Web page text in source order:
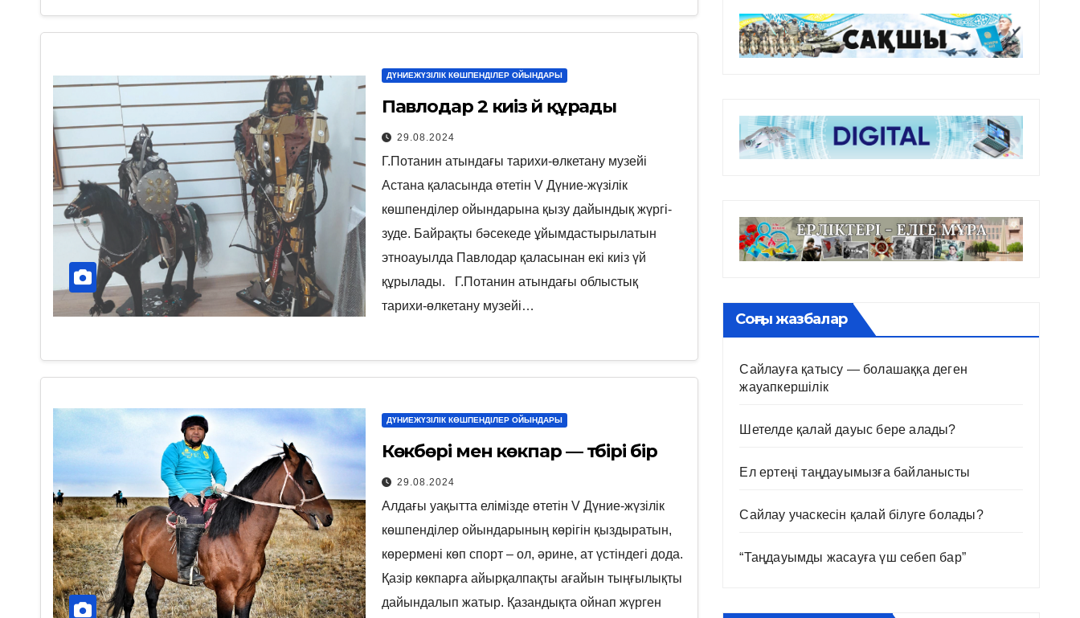
ДҮНИЕЖҮЗІЛІК КӨШПЕНДІЛЕР ОЙЫНДАРЫ
Павлодар 2 киіз үй құрады
29.08.2024
Г.Потанин атындағы тарихи-өлкетану музейі
Астана қаласында өтетін V Дүние-жүзілік
көшпенділер ойындарына қызу дайындық жүргі-
зуде. Байрақты бәсекеде ұйымдастырылатын
этноауылда Павлодар қаласынан екі киіз үй
құрылады. Г.Потанин атындағы облыстық
тарихи-өлкетану музейі…
ДҮНИЕЖҮЗІЛІК КӨШПЕНДІЛЕР ОЙЫНДАРЫ
Көкбөрі мен көкпар — түбірі бір
29.08.2024
Алдағы уақытта елімізде өтетін V Дүние-жүзілік
көшпенділер ойындарының көрігін қыздыратын,
көрермені көп спорт – ол, әрине, ат үстіндегі дода.
Қазір көкпарға айырқалпақты ағайын тыңғылықты
дайындалып жатыр. Қазандықта ойнап жүрген
Соңғы жазбалар
Сайлауға қатысу — болашаққа деген
жауапкершілік
Шетелде қалай дауыс бере алады?
Ел ертеңі таңдауымызға байланысты
Сайлау учаскесін қалай білуге болады?
“Таңдауымды жасауға үш себеп бар”